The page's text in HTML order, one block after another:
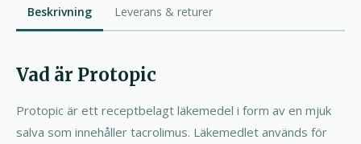
Beskrivning Leverans & returer
Vad är Protopic
Protopic är ett receptbelagt läkemedel i form av en mjuk
salva som innehåller tacrolimus. Läkemedlet används för